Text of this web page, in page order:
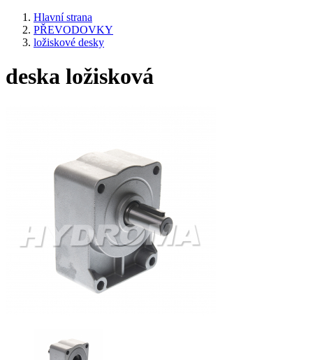
Hlavní strana
PŘEVODOVKY
ložiskové desky
deska ložisková